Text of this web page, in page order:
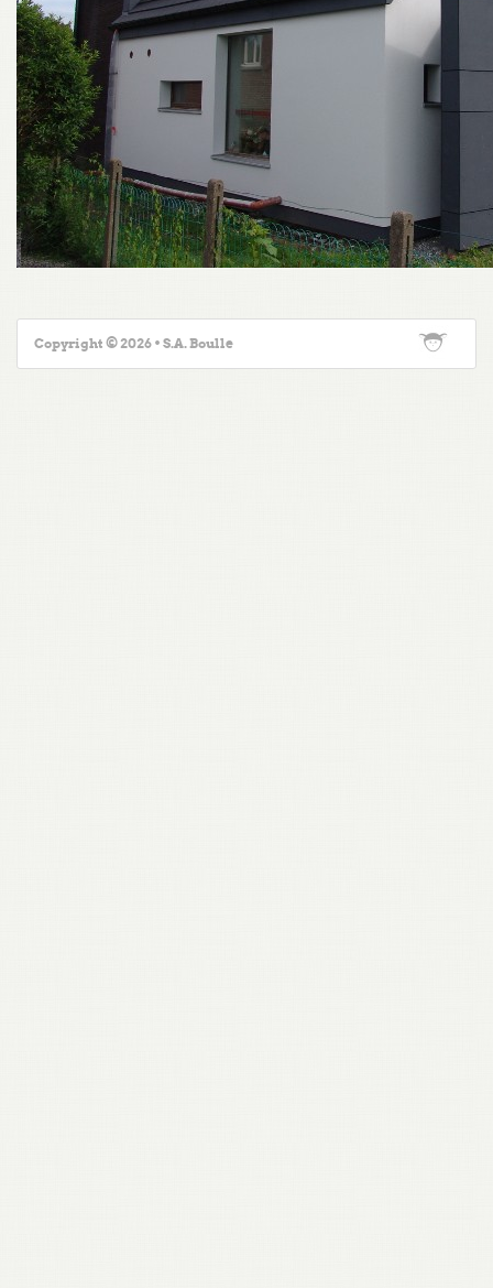
Copyright © 2026 • S.A. Boulle